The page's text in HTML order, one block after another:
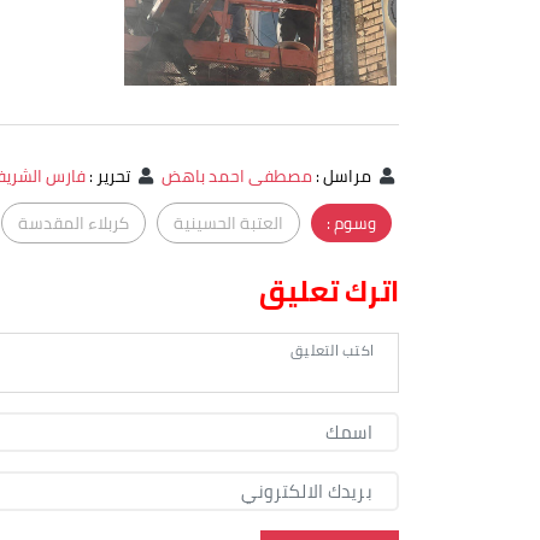
مراسل:مصطفى احمد باهض تحرير:فارس
وسوم :
العتبة الحسينية كربلاء المقدسة
اترك تعليق